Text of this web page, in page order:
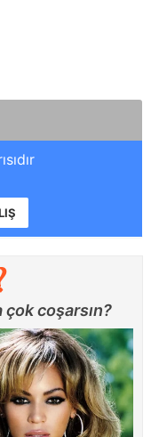
çok coşarsın?